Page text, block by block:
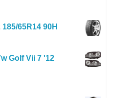
65R14 90H
Golf Vii 7 '12